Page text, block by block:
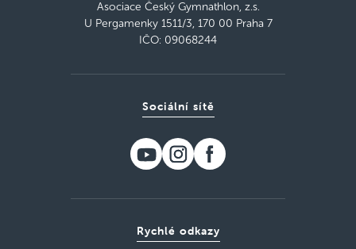
Asociace Český Gymnathlon, z.s.
U Pergamenky 1511/3, 170 00 Praha 7
IČO: 09068244
Rychlé odkazy
Sociální sítě